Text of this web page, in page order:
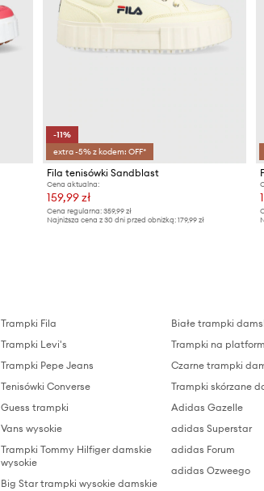
-11%
extra -5% z kodem: OFF*
Fila tenisówki Sandblast
Cena aktualna:
159,99 zł
Cena regularna: 359,99 zł
Najniższa cena z 30 dni przed obniżką: 179,99 zł
Trampki Fila
Trampki Levi's
Trampki Pepe Jeans
Tenisówki Converse
Guess trampki
Vans wysokie
Trampki Tommy Hilfiger damskie
wysokie
Big Star trampki wysokie damskie
Białe trampki
Trampki na
Czarne trampki
Trampki skórzane
Adidas Gazelle
adidas Superstar
adidas Forum
adidas Ozweego